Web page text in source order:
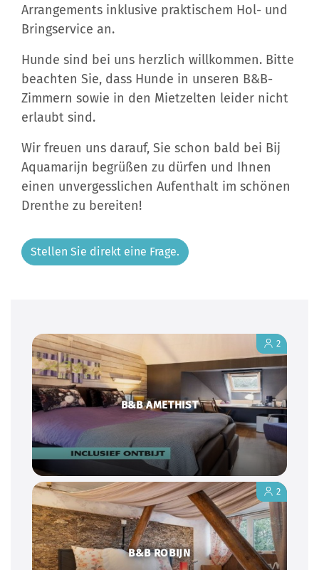
Arrangements inklusive praktischem Hol- und
Bringservice an.
Hunde sind bei uns herzlich willkommen. Bitte
beachten Sie, dass Hunde in unseren B&B-
Zimmern sowie in den Mietzelten leider nicht
erlaubt sind.
Wir freuen uns darauf, Sie schon bald bei Bij
Aquamarijn begrüßen zu dürfen und Ihnen
einen unvergesslichen Aufenthalt im schönen
Drenthe zu bereiten!
Stellen Sie direkt eine Frage.
B&B AMETHIST
2
B&B ROBIJN
2